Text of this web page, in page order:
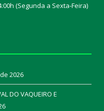
(Segunda a Sexta-Feira)
2026
DO VAQUEIRO E